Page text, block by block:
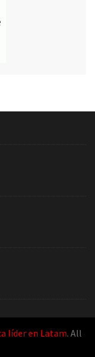
líder en Latam. All